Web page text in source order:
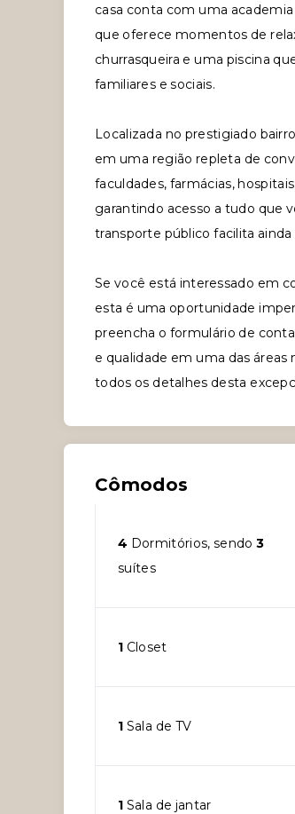
casa conta com uma
que oferece momentos de
churrasqueira e uma piscina
familiares e sociais.
Localizada no prestigiado
em uma região repleta de
faculdades, farmácias,
garantindo acesso a tudo que
transporte público facilita
Se você está interessado em
esta é uma oportunidade
preencha o formulário de
e qualidade em uma das
todos os detalhes desta
Cômodos
4 Dormitórios, sendo3
suítes
1 Closet
1 Sala de TV
1 Sala de jantar